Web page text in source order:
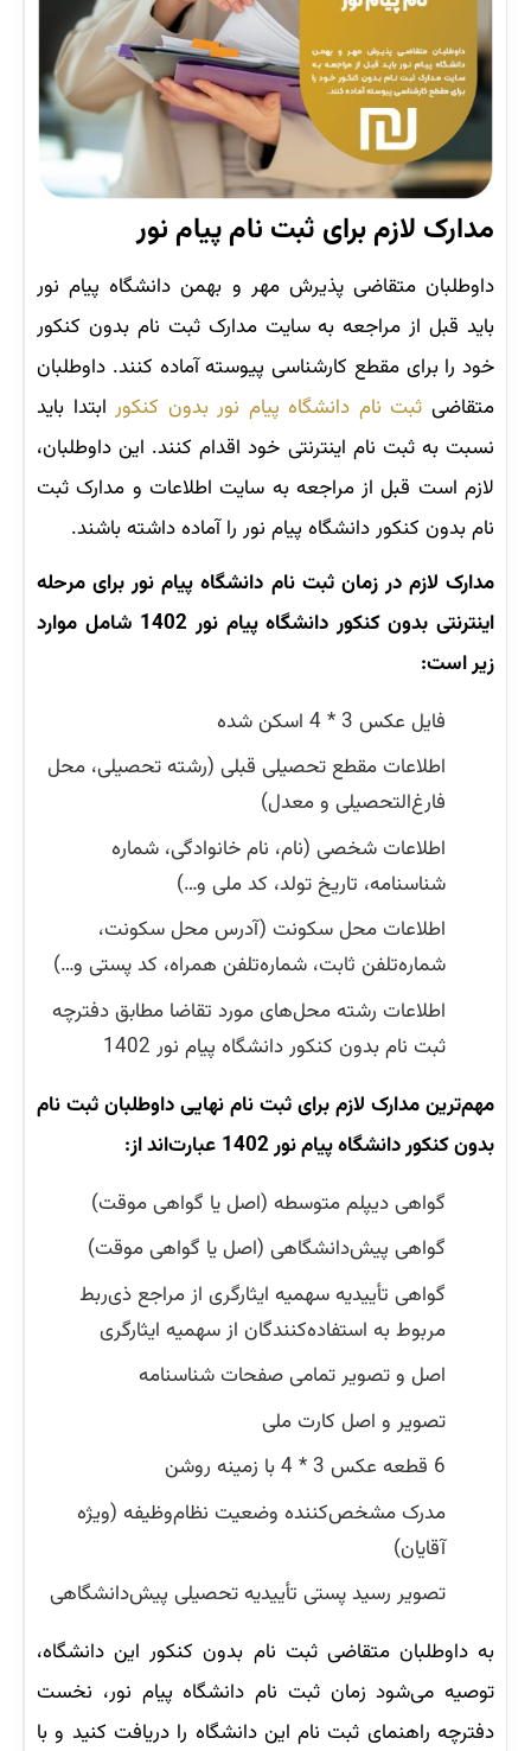
مدارک لازم برای ثبت نام پیام نور
داوطلبان متقاضی پذیرش مهر و بهمن دانشگاه پیام نور
باید قبل از مراجعه به سایت مدارک ثبت نام بدون کنکور
خود را برای مقطع کارشناسی پیوسته آماده کنند. داوطلبان
متقاضی ثبت نام دانشگاه پیام نور بدون کنکورابتدا باید
نسبت به ثبت نام اینترنتی خود اقدام کنند. این داوطلبان،
لازم است قبل از مراجعه به سایت اطلاعات و مدارک ثبت
نام بدون کنکور دانشگاه پیام نور را آماده داشته باشند.
مدارک لازم در زمان ثبت نام دانشگاه پیام نور برای مرحله
اینترنتی بدون کنکور دانشگاه پیام نور
1402 شامل موارد
زیر است:
فایل عکس 3 * 4 اسکن شده
اطلاعات مقطع تحصیلی قبلی (رشته تحصیلی، محل
فارغ‌التحصیلی و معدل)
اطلاعات شخصی (نام، نام خانوادگی، شماره
شناسنامه، تاریخ تولد، کد ملی و…)
اطلاعات محل سکونت (آدرس محل سکونت،
شماره‌تلفن ثابت، شماره‌تلفن همراه، کد پستی و…)
اطلاعات رشته محل‌های مورد تقاضا مطابق دفترچه
ثبت نام بدون کنکور دانشگاه پیام نور 1402
مهم‌ترین مدارک لازم برای ثبت نام نهایی داوطلبان ثبت نام
بدون کنکور دانشگاه پیام نور1402 عبارت‌اند از:
گواهی دیپلم متوسطه (اصل یا گواهی موقت)
گواهی پیش‌دانشگاهی (اصل یا گواهی موقت)
گواهی تأییدیه سهمیه ایثارگری از مراجع ذی‌ربط
مربوط به استفاده‌کنندگان از سهمیه ایثارگری
اصل و تصویر تمامی صفحات شناسنامه
تصویر و اصل کارت ملی
6 قطعه عکس 3 * 4 با زمینه روشن
مدرک مشخص‌کننده وضعیت نظام‌وظیفه (ویژه
آقایان)
تصویر رسید پستی تأییدیه تحصیلی پیش‌دانشگاهی
به داوطلبان متقاضی ثبت نام بدون کنکور این دانشگاه،
توصیه می‌شود زمان ثبت نام دانشگاه پیام نور، نخست
دفترچه راهنمای ثبت نام این دانشگاه را دریافت کنید و با